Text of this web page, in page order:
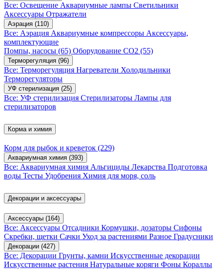
Все: Освещение Аквариумные лампы Светильники
Аксессуары Отражатели
Аэрация (110)
Все: Аэрация Аквариумные компрессоры Аксессуары,
комплектующие
Помпы, насосы (65) Оборудование CO2 (55)
Терморегуляция (96)
Все: Терморегуляция Нагреватели Холодильники
Терморегуляторы
УФ стерилизация (25)
Все: УФ стерилизация Стерилизаторы Лампы для
стерилизаторов
Корма и химия
Корм для рыбок и креветок (229)
Аквариумная химия (393)
Все: Аквариумная химия Альгициды Лекарства Подготовка
воды Тесты Удобрения Химия для моря, соль
Декорации и аксессуары
Аксессуары (164)
Все: Аксессуары Отсадники Кормушки, дозаторы Сифоны
Скребки, щетки Сачки Уход за растениями Разное Градусники
Декорации (427)
Все: Декорации Грунты, камни Искусственные декорации
Искусственные растения Натуральные коряги Фоны Кораллы